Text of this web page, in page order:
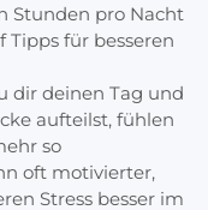
Stunden pro Nacht
Tipps für besseren
dir deinen Tag und
aufteilst, fühlen
so
oft motivierter,
Stress besser im